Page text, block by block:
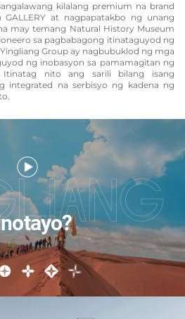
kilalang premium na brand
at nagpapatakbo ng unang
may temang Natural History Museum
sa pagbabagong itinataguyod ng
Group ay nagbubuklod ng mga
ng inobasyon sa pamamagitan ng
Itinatag nito ang sarili bilang isang
integrated na serbisyo ng kadena ng
tayo?